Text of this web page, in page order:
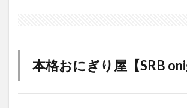
本格おにぎり屋【SRB